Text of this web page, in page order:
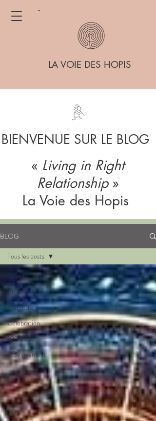
LA VOIE DES HOPIS
BIENVENUE SUR LE BLOG
« Living in Right
Relationship»
La Voie des Hopis
BLOG
Tous les posts
Vblog
Bien Être
Celebration
100% DIY
Enseignement
Tous les posts